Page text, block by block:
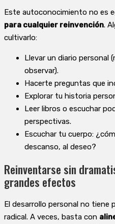
Este autoconocimiento no es
para cualquier reinvención.
cultivarlo:
Llevar un diario personal
observar).
Hacerte preguntas que
Explorar tu historia
Leer libros o escuchar
perspectivas.
Escuchar tu cuerpo:
descanso, al deseo?
Reinventarse sin
grandes efectos
El desarrollo personal no tiene
radical. A veces, basta con